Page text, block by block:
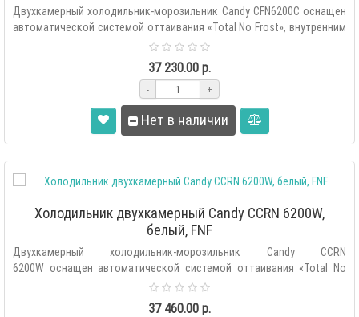
Двухкамерный холодильник-морозильник Candy CFN6200C оснащен
автоматической системой оттаивания «Total No Frost», внутренним
37 230.00 р.
- +
Нет в наличии
Холодильник двухкамерный Candy CCRN 6200W,
белый, FNF
Двухкамерный холодильник-морозильник Candy CCRN
6200W оснащен автоматической системой оттаивания «Total No
37 460.00 р.